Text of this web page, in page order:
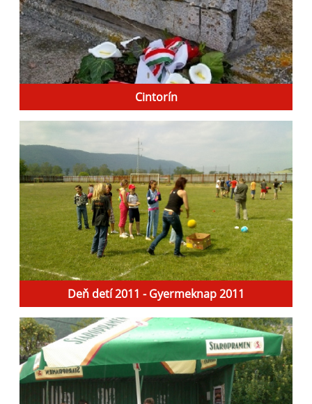
Cintorín
Deň detí 2011 - Gyermeknap 2011